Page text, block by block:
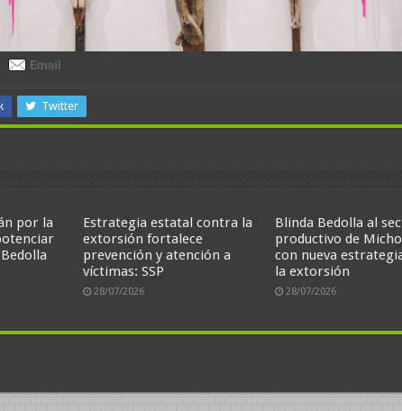
Twitter
por la
Estrategia estatal contra la
extorsión fortalece
prevención y atención a
víctimas: SSP
28/07/2026
Blinda Bedolla al
productivo de
con nueva
la extorsión
28/07/2026